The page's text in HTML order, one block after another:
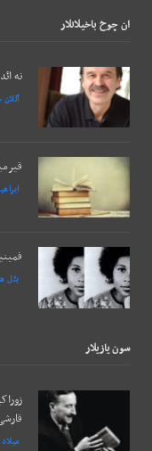
ان چوخ باخيلانلار
نه
بئل
سون يازيلار